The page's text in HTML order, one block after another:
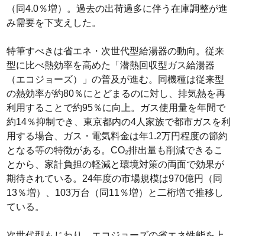
（同4.0％増）。過去の出荷過多に伴う在庫調整が進
み需要を下支えした。
特筆すべきは省エネ・次世代型給湯器の動向。従来
型に比べ熱効率を高めた「潜熱回収型ガス給湯器
（エコジョーズ）」の普及が進む。同機種は従来型
の熱効率が約80％にとどまるのに対し、排気熱を再
利用することで約95％に向上。ガス使用量を年間で
約14％抑制でき、東京都内の4人家族で都市ガスを利
用する場合、ガス・電気料金は年1.2万円程度の節約
となる等の特徴がある。CO₂排出量も削減できるこ
とから、家計負担の軽減と環境対策の両面で効果が
期待されている。24年度の市場規模は970億円（同
13％増）、103万台（同11％増）と二桁増で推移し
ている。